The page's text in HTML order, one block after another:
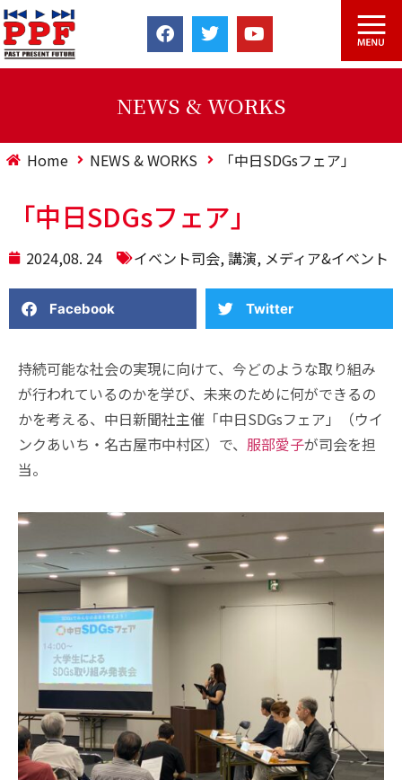
NEWS & WORKS
Home NEWS & WORKS 「中日SDGsフェア」
「中日SDGsフェア」
2024,08. 24 イベント司会,講演, メディア&イベント
Facebook Twitter
持続可能な社会の実現に向けて、今どのような取り組み
が行われているのかを学び、未来のために何ができるの
かを考える、中日新聞社主催「中日SDGsフェア」（ウイ
ンクあいち・名古屋市中村区）で、 服部愛子が司会を担
当。